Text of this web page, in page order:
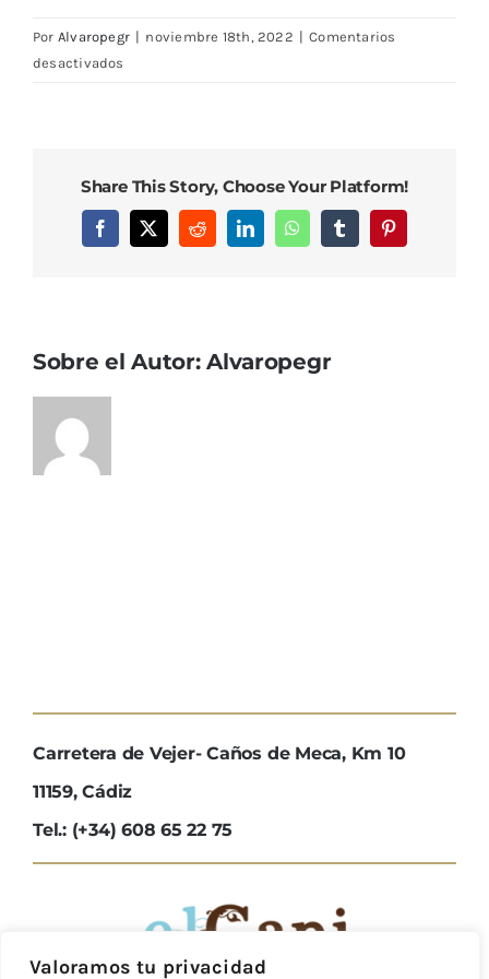
Valoramos tu privacidad
Por Alvaropegr | noviembre 18th, 2022 | Comentarios
desactivados
Share This Story, Choose Your Platform!
Facebook
X RedditLinkedInWhatsAppTumblrPinterest
Sobre el Autor:Alvaropegr
Carretera de Vejer- Caños de Meca, Km 10
11159, Cádiz
Tel.: (+34) 608 65 22 75